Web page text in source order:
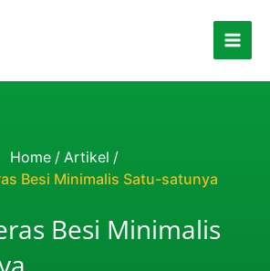
Home / Artikel /
Besi Minimalis Satu-satunya
Besi Minimalis